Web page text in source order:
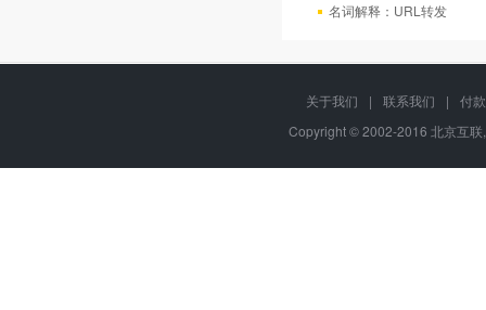
名词解释：URL转发
关于我们 | 联系我们 |
付
Copyright © 2002-2016 北京互